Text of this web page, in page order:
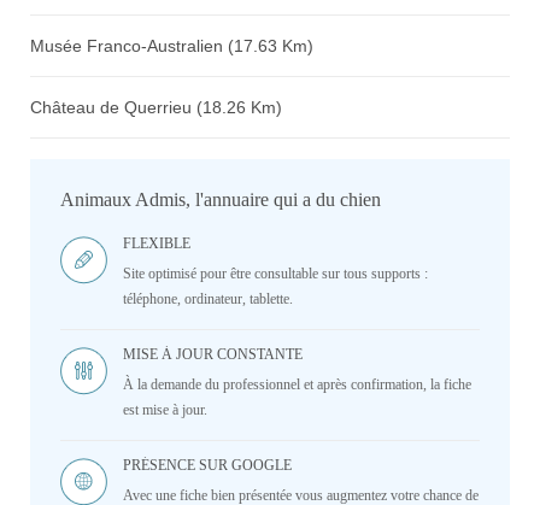
Musée Franco-Australien (17.63 Km)
Château de Querrieu (18.26 Km)
Animaux Admis, l'annuaire qui a du chien
FLEXIBLE
Site optimisé pour être consultable sur tous supports :
téléphone, ordinateur, tablette.
MISE À JOUR CONSTANTE
À la demande du professionnel et après confirmation, la fiche
est mise à jour.
PRÉSENCE SUR GOOGLE
Avec une fiche bien présentée vous augmentez votre chance de